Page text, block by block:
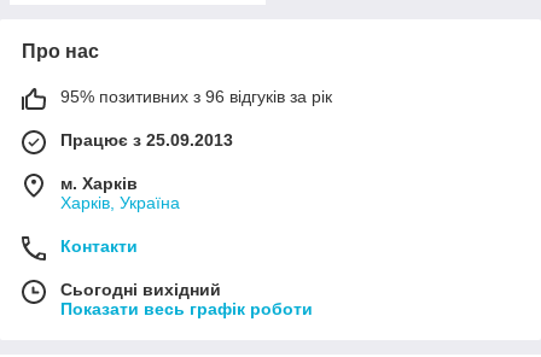
Про нас
95% позитивних з 96 відгуків за рік
Працює з 25.09.2013
м. Харків
Харків, Україна
Контакти
Сьогодні вихідний
Показати весь графік роботи